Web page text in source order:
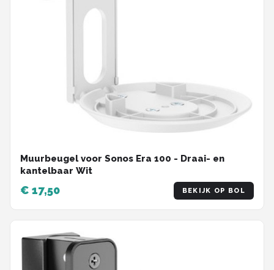
Muurbeugel voor Sonos Era 100 - Draai- en
kantelbaar Wit
€ 17,50 BEKIJK OP BOL